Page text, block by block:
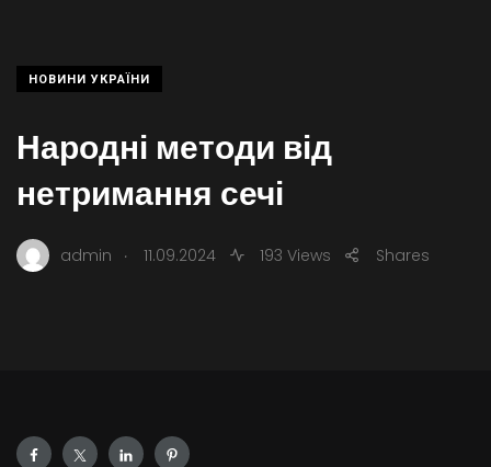
НОВИНИ УКРАЇНИ
Народні методи від
нетримання сечі
admin . 11.09.2024 193 Views Shares